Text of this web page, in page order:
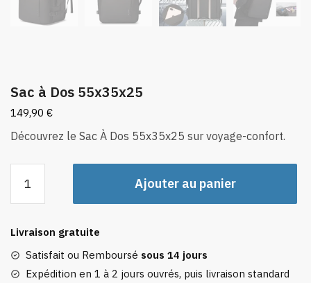
Sac à Dos 55x35x25
149,90 €
Découvrez le Sac À Dos 55x35x25 sur voyage-confort.
Sac
Dos
55x35x25
Ajouter au panier
Livraison gratuite
Satisfait ou Remboursé sous 14 jours
Expédition en 1 à 2 jours ouvrés, puis livraison standard